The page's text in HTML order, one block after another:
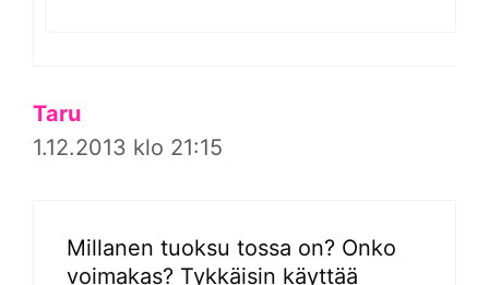
Taru
1.12.2013 klo 21:15
Millanen tuoksu tossa on? Onko
voimakas? Tykkäisin käyttää